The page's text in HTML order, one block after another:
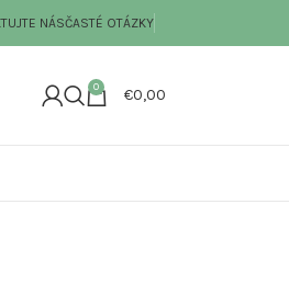
NÁSČASTÉ OTÁZKY
0 €0,00